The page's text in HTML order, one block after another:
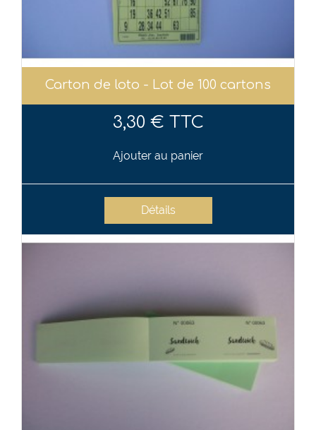
Carton de loto - Lot de 100 cartons
3,30 € TTC
Ajouter au panier
Détails